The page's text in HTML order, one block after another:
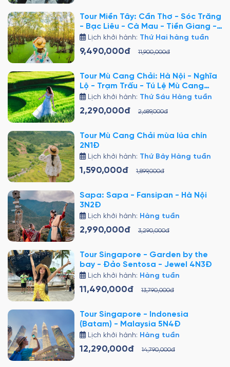
Tour Miền Tây: Cần Thơ - Sóc Trăng
- Bạc Liêu - Cà Mau - Tiền Giang -
Bến Tre - Sài Gòn 5N4Đ
Lịch khởi hành: Thứ Hai hàng tuần
9,490,000đ 11,900,000đ
Tour Mù Cang Chải: Hà Nội - Nghĩa
Lộ - Trạm Trấu - Tú Lệ Mù Cang
Chải 3N2Đ
Lịch khởi hành: Thứ Sáu Hàng tuần
2,290,000đ 2,689,000đ
Tour Mù Cang Chải mùa lúa chín
2N1Đ
Lịch khởi hành: Thứ Bảy Hàng tuần
1,590,000đ 1,899,000đ
Sapa: Sapa - Fansipan - Hà Nội
3N2Đ
Lịch khởi hành: Hàng tuần
2,990,000đ 3,290,000đ
Tour Singapore - Garden by the
bay - Đảo Sentosa - Jewel 4N3Đ
Lịch khởi hành: Hàng tuần
11,490,000đ 13,790,000đ
Tour Singapore - Indonesia
(Batam) - Malaysia 5N4Đ
Lịch khởi hành: Hàng tuần
12,290,000đ 14,790,000đ